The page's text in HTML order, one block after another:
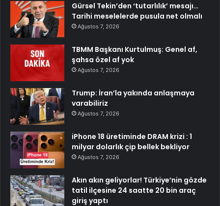
Gürsel Tekin’den ‘tutarlılık’ mesajı…
Tarihi meselelerde pusula net olmalı
Ağustos 7, 2026
TBMM Başkanı Kurtulmuş: Genel af,
şahsa özel af yok
Ağustos 7, 2026
Trump: İran’la yakında anlaşmaya
varabiliriz
Ağustos 7, 2026
iPhone 18 üretiminde DRAM krizi : 1
milyar dolarlık çip bellek bekliyor
Ağustos 7, 2026
Akın akın geliyorlar! Türkiye’nin gözde
tatil ilçesine 24 saatte 20 bin araç
giriş yaptı